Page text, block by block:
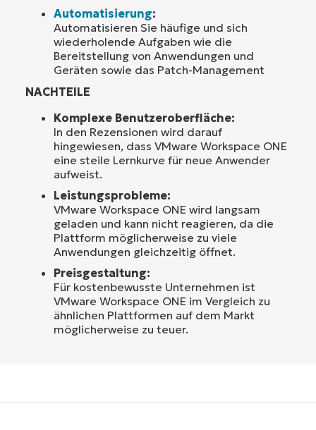
Automatisierung:
Automatisieren Sie häufige und sich
wiederholende Aufgaben wie die
Bereitstellung von Anwendungen und
Geräten sowie das Patch-Management
NACHTEILE
Komplexe Benutzeroberfläche:
In den Rezensionen wird darauf
hingewiesen, dass VMware Workspace ONE
eine steile Lernkurve für neue Anwender
aufweist.
Leistungsprobleme:
VMware Workspace ONE wird langsam
geladen und kann nicht reagieren, da die
Plattform möglicherweise zu viele
Anwendungen gleichzeitig öffnet.
Preisgestaltung:
Für kostenbewusste Unternehmen ist
VMware Workspace ONE im Vergleich zu
ähnlichen Plattformen auf dem Markt
möglicherweise zu teuer.